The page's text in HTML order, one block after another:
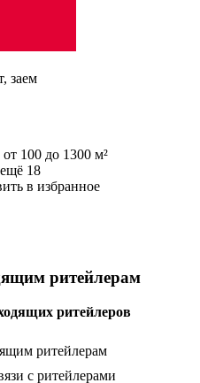
заем
от 100 до 1300 м²
18
в избранное
ритейлерам
ритейлеров
ритейлерам
с ритейлерами